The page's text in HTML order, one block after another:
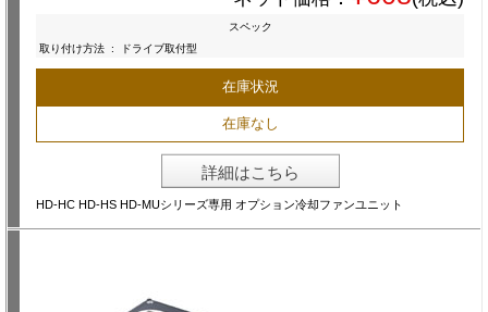
スペック
取り付け方法 : ドライブ取付型
在庫状況
在庫なし
詳細はこちら
HD-HC HD-HS HD-MUシリーズ専用 オプション冷却ファンユニット